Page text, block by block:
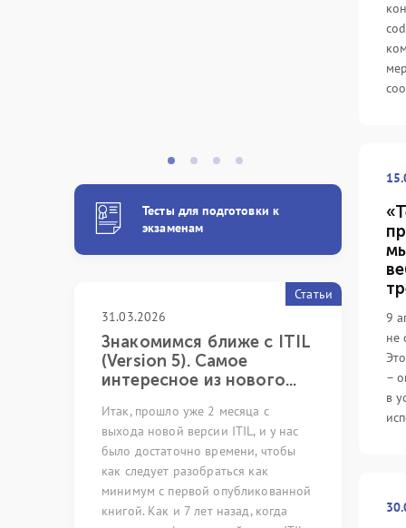
Тесты для подготовки к
экзаменам
Статьи
31.03.2026
Знакомимся ближе с ITIL
(Version 5). Самое
интересное из нового...
Итак, прошло уже 2 месяца с
выхода новой версии ITIL, и у нас
было достаточно времени, чтобы
как следует разобраться как
минимум с первой опубликованной
книгой. Как и 7 лет назад, когда
05.03.2024
как
на ряд
9
не
–
в